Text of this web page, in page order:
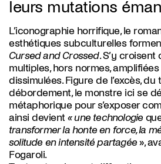
leurs mutations
L’iconographie horrifique, le
esthétiques subculturelles
Cursed and Crossed. S’y
multiples, hors normes,
dissimulées. Figure de l’excès, du
débordement, le monstre ici se
métaphorique pour s’exposer
ainsi devient « une technologie
transformer la honte en force, la
solitude en intensité partagée»,
Fogaroli.